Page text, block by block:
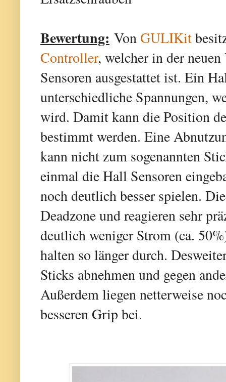
Bewertung: Von GULIKit
Controller, welcher in der
Sensoren ausgestattet ist. Ein
unterschiedliche Spannungen,
wird. Damit kann die Position
bestimmt werden. Eine
kann nicht zum sogenannten
einmal die Hall Sensoren
noch deutlich besser spielen.
Deadzone und reagieren sehr
deutlich weniger Strom (ca.
halten so länger durch.
Sticks abnehmen und gegen
Außerdem liegen netterweise
besseren Grip bei.